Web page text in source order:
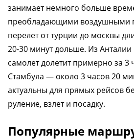
занимает немного больше
преобладающими воздушными
перелет от турции до москвы
20-30 минут дольше. Из Анталии
самолет долетит примерно за 3
Стамбула — около 3 часов 20
актуальны для прямых рейсов
руление, взлет и посадку.
Популярные